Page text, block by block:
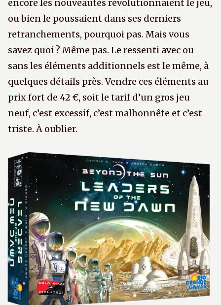
encore les nouveautés révolutionnaient le jeu,
ou bien le poussaient dans ses derniers
retranchements, pourquoi pas. Mais vous
savez quoi ? Même pas. Le ressenti avec ou
sans les éléments additionnels est le même, à
quelques détails près. Vendre ces éléments au
prix fort de 42 €, soit le tarif d’un gros jeu
neuf, c’est excessif, c’est malhonnête et c’est
triste. À oublier.